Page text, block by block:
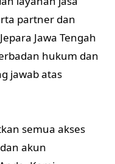
partner dan
Jawa Tengah
hukum dan
jawab atas
semua akses
akun